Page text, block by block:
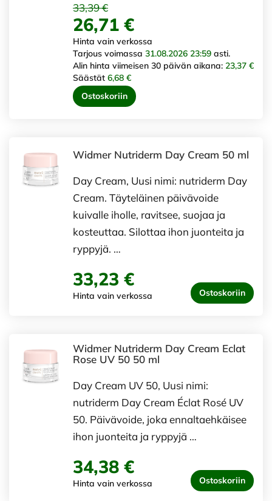
33,39 €
26,71 €
Hinta vain verkossa
Tarjous voimassa 31.08.2026 23:59 asti.
Alin hinta viimeisen 30 päivän aikana: 23,37 €
Säästät 6,68 €
Ostoskoriin
Widmer Nutriderm Day Cream 50 ml
Day Cream, Uusi nimi: nutriderm Day
Cream. Täyteläinen päivävoide
kuivalle iholle, ravitsee, suojaa ja
kosteuttaa. Silottaa ihon juonteita ja
ryppyjä. …
33,23 €
Hinta vain verkossa Ostoskoriin
Widmer Nutriderm Day Cream Eclat
Rose UV 50 50 ml
Day Cream UV 50, Uusi nimi:
nutriderm Day Cream Éclat Rosé UV
50. Päivävoide, joka ennaltaehkäisee
ihon juonteita ja ryppyjä …
34,38 €
Hinta vain verkossa Ostoskoriin